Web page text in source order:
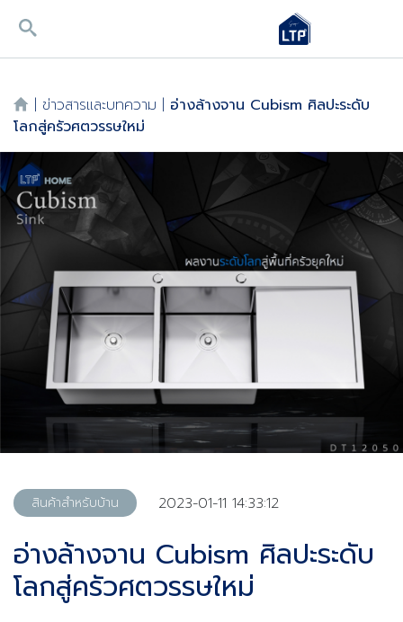
| ข่าวสารและบทความ | อ่างล้างจาน Cubism ศิลปะระดับ
โลกสู่ครัวศตวรรษใหม่
สินค้าสำหรับบ้าน 2023-01-11 14:33:12
อ่างล้างจาน Cubism ศิลปะระดับ
โลกสู่ครัวศตวรรษใหม่